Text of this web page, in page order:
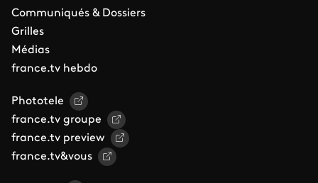
Communiqués & Dossiers
Grilles
Médias
france.tv hebdo
Phototele
france.tv groupe
france.tv preview
france.tv&vous